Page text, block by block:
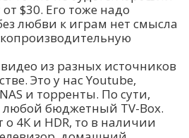
$30. Его тоже надо
любви к играм нет смысла
из разных источников
Это у нас Youtube,
и торренты. По сути,
любой бюджетный TV-Box.
о 4К и HDR, то в наличии